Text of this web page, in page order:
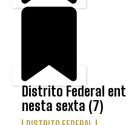
Distrito Federal
nesta sexta (7)